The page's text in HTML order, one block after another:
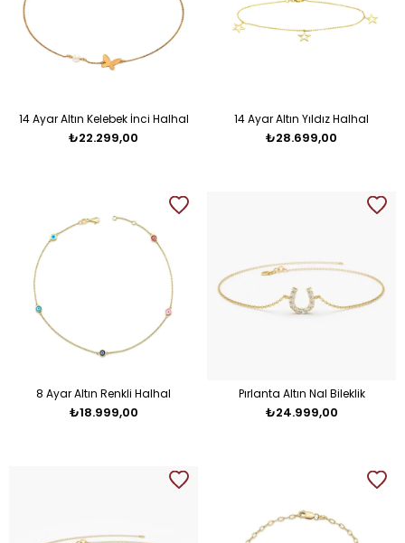
14 Ayar Altın Kelebek İnci Halhal
₺22.299,00
14 Ayar Altın Yıldız Halhal
₺28.699,00
8 Ayar Altın Renkli Halhal
₺18.999,00
Pırlanta Altın Nal Bileklik
₺24.999,00